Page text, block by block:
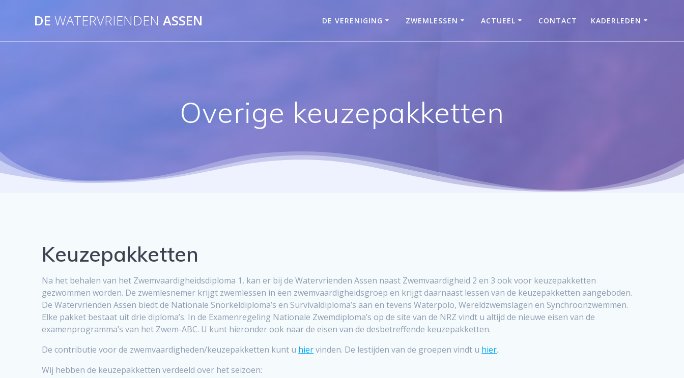
inhoud
DE WATERVRIENDEN ASSEN DE VERENIGING ZWEMLESSEN ACTUEEL CONTACT KADERLEDEN
Overige keuzepakketten
Keuzepakketten
Na het behalen van het Zwemvaardigheidsdiploma 1, kan er bij de Watervrienden Assen naast Zwemvaardigheid 2 en 3 ook voor keuzepakketten
gezwommen worden. De zwemlesnemer krijgt zwemlessen in een zwemvaardigheidsgroep en krijgt daarnaast lessen van de keuzepakketten aangeboden.
De Watervrienden Assen biedt de Nationale Snorkeldiploma’s en Survivaldiploma’s aan en tevens Waterpolo, Wereldzwemslagen en Synchroonzwemmen.
Elke pakket bestaat uit drie diploma’s. In de Examenregeling Nationale Zwemdiploma’s op de site van de NRZ vindt u altijd de nieuwe eisen van de
examenprogramma’s van het Zwem-ABC. U kunt hieronder ook naar de eisen van de desbetreffende keuzepakketten.
De contributie voor de zwemvaardigheden/keuzepakketten kunt u hiervinden. De lestijden van de groepen vindt u hier.
Wij hebben de keuzepakketten verdeeld over het seizoen: